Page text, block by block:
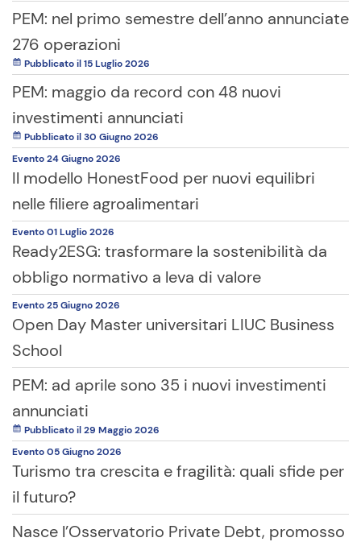
PEM: nel primo semestre dell’anno annunciate
276 operazioni
Pubblicato il 15 Luglio 2026
PEM: maggio da record con 48 nuovi
investimenti annunciati
Pubblicato il 30 Giugno 2026
Evento24 Giugno2026
Il modello HonestFood per nuovi equilibri
nelle filiere agroalimentari
Evento01 Luglio2026
Ready2ESG: trasformare la sostenibilità da
obbligo normativo a leva di valore
Evento25 Giugno2026
Open Day Master universitari LIUC Business
School
PEM: ad aprile sono 35 i nuovi investimenti
annunciati
Pubblicato il 29 Maggio 2026
Evento05 Giugno2026
Turismo tra crescita e fragilità: quali sfide per
il futuro?
Nasce l’Osservatorio Private Debt, promosso